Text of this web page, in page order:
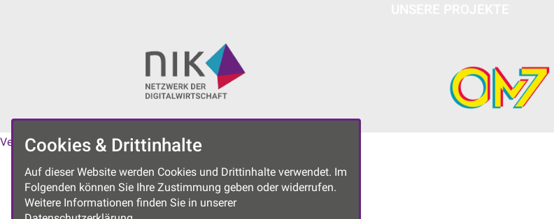
Vereinssatzung|Datenschutzerklärung|
Cookies & Drittinhalte
Auf dieser Website werden Cookies und Drittinhalte verwendet. Im
Folgenden können Sie Ihre Zustimmung geben oder widerrufen.
Weitere Informationen finden Sie in unserer